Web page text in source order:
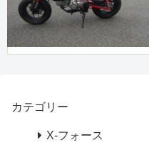
カテゴリー
X-フォース